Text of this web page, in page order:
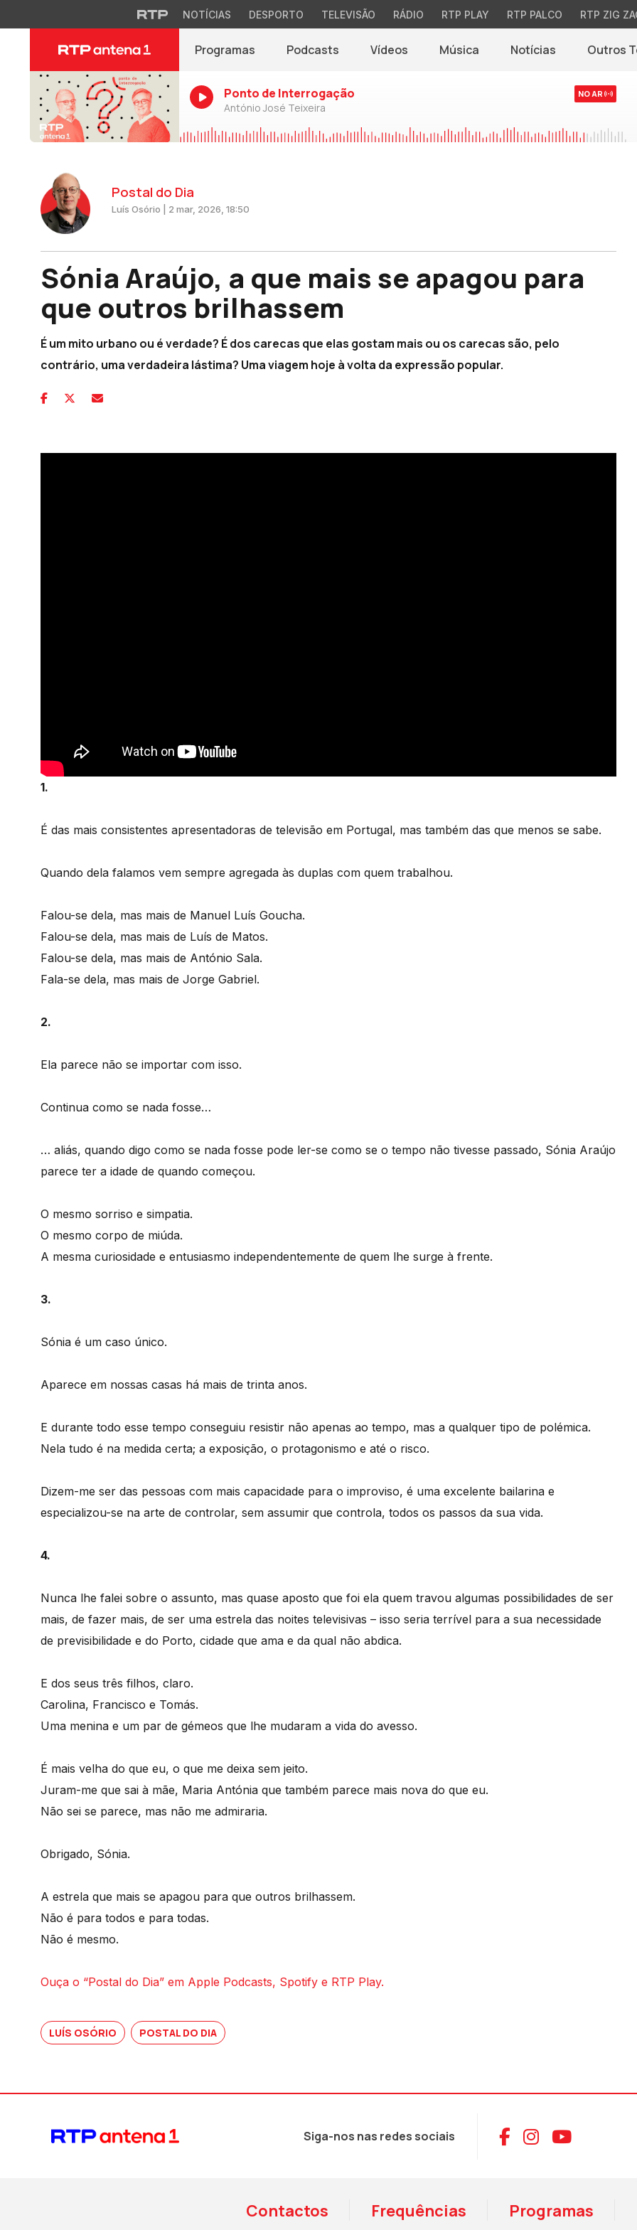
NOTÍCIAS DESPORTO TELEVISÃO RÁDIO RTP PLAY RTP PALCO RTP ZIG
Programas Podcasts Vídeos Música Notícias(abre em nova
Outros
Ponto de Interrogação
António José Teixeira
NO AR
Postal do Dia
Luís Osório | 2 mar, 2026, 18:50
Sónia Araújo, a que mais se apagou para
que outros brilhassem
É um mito urbano ou é verdade? É dos carecas que elas gostam mais ou os carecas são, pelo
contrário, uma verdadeira lástima? Uma viagem hoje à volta da expressão popular.
1.
É das mais consistentes apresentadoras de televisão em Portugal, mas também das que menos se sabe.
Quando dela falamos vem sempre agregada às duplas com quem trabalhou.
Falou-se dela, mas mais de Manuel Luís Goucha.
Falou-se dela, mas mais de Luís de Matos.
Falou-se dela, mas mais de António Sala.
Fala-se dela, mas mais de Jorge Gabriel.
2.
Ela parece não se importar com isso.
Continua como se nada fosse…
… aliás, quando digo como se nada fosse pode ler-se como se o tempo não tivesse passado, Sónia Araújo
parece ter a idade de quando começou.
O mesmo sorriso e simpatia.
O mesmo corpo de miúda.
A mesma curiosidade e entusiasmo independentemente de quem lhe surge à frente.
3.
Sónia é um caso único.
Aparece em nossas casas há mais de trinta anos.
E durante todo esse tempo conseguiu resistir não apenas ao tempo, mas a qualquer tipo de polémica.
Nela tudo é na medida certa; a exposição, o protagonismo e até o risco.
Dizem-me ser das pessoas com mais capacidade para o improviso, é uma excelente bailarina e
especializou-se na arte de controlar, sem assumir que controla, todos os passos da sua vida.
4.
Nunca lhe falei sobre o assunto, mas quase aposto que foi ela quem travou algumas possibilidades de ser
mais, de fazer mais, de ser uma estrela das noites televisivas – isso seria terrível para a sua necessidade
de previsibilidade e do Porto, cidade que ama e da qual não abdica.
E dos seus três filhos, claro.
Carolina, Francisco e Tomás.
Uma menina e um par de gémeos que lhe mudaram a vida do avesso.
É mais velha do que eu, o que me deixa sem jeito.
Juram-me que sai à mãe, Maria Antónia que também parece mais nova do que eu.
Não sei se parece, mas não me admiraria.
Obrigado, Sónia.
A estrela que mais se apagou para que outros brilhassem.
Não é para todos e para todas.
Não é mesmo.
Ouça o “Postal do Dia” em Apple Podcasts, Spotify e RTP Play.
LUÍS OSÓRIO POSTAL DO DIA
Siga-nos nas redes sociais Aceder ao
Aceder ao
Aceder
Contactos Frequências Programas